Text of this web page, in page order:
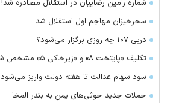
شماره رامین رضاییان در استقلال مصادره شد!
سحرخیزان مهاجم اول استقلال شد
دربی ۱۰۷ چه روزی برگزار می‌شود؟
تکلیف «پایتخت ۸» و «زیرخاکی ۵» مشخص شد
سود سهام عدالت تا هفته دولت واریز می‌شود
حملات جدید حوثی‌های یمن به بندر المخا